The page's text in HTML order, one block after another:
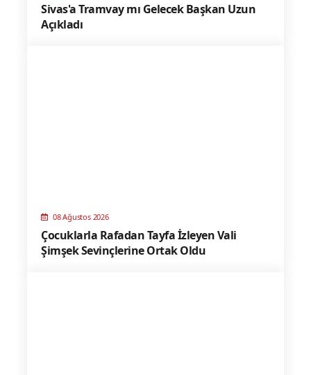
Sivas'a Tramvay mı Gelecek Başkan Uzun
Açıkladı
08 Ağustos 2026
Çocuklarla Rafadan Tayfa İzleyen Vali
Şimşek Sevinçlerine Ortak Oldu